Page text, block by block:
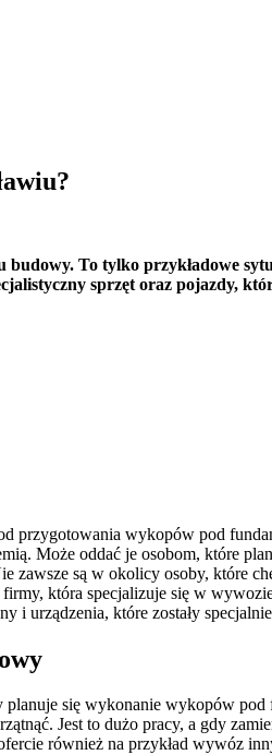
To tylko przykładowe
sprzęt oraz pojazdy,
przygotowania wykopów pod
Może oddać je osobom, które
zawsze są w okolicy osoby, które
firmy, która specjalizuje się w
urządzenia, które zostały
się wykonanie wykopów
Jest to dużo pracy, a gdy
również na przykład wywóz